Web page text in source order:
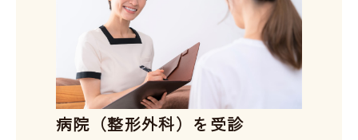
病院（整形外科）を受診